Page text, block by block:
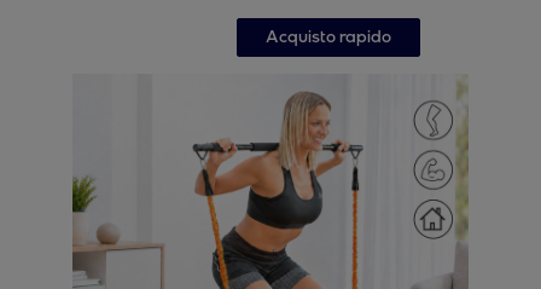
Acquisto rapido